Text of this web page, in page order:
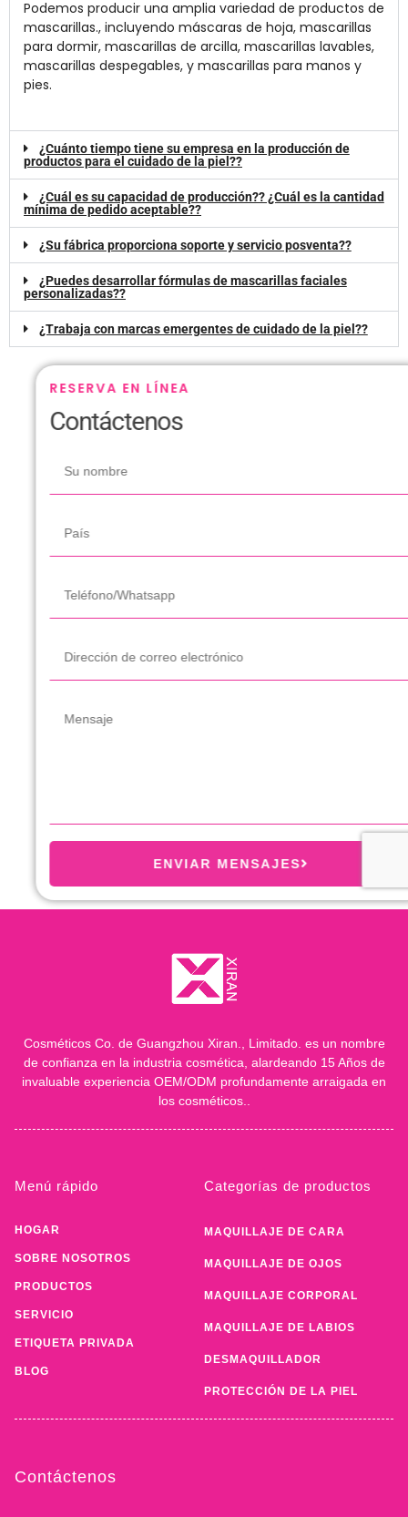
Podemos producir una amplia variedad de productos de
mascarillas., incluyendo máscaras de hoja, mascarillas
para dormir, mascarillas de arcilla, mascarillas lavables,
mascarillas despegables, y mascarillas para manos y
pies.
¿Cuánto tiempo tiene su empresa en la producción de
productos para el cuidado de la piel??
¿Cuál es su capacidad de producción?? ¿Cuál es la cantidad
mínima de pedido aceptable??
¿Su fábrica proporciona soporte y servicio posventa??
¿Puedes desarrollar fórmulas de mascarillas faciales
personalizadas??
¿Trabaja con marcas emergentes de cuidado de la piel??
RESERVA EN LÍNEA
Contáctenos
ENVIAR MENSAJES
Cosméticos Co. de Guangzhou Xiran., Limitado. es un nombre
de confianza en la industria cosmética, alardeando 15 Años de
invaluable experiencia OEM/ODM profundamente arraigada en
los cosméticos..
Menú rápido
HOGAR
SOBRE NOSOTROS
PRODUCTOS
SERVICIO
ETIQUETA PRIVADA
BLOG
Categorías de productos
MAQUILLAJE DE CARA
MAQUILLAJE DE OJOS
MAQUILLAJE CORPORAL
MAQUILLAJE DE LABIOS
DESMAQUILLADOR
PROTECCIÓN DE LA PIEL
Contáctenos